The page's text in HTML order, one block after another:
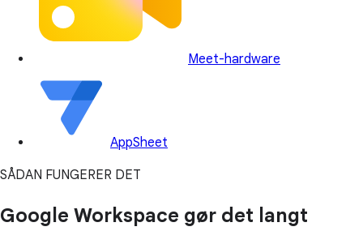
Meet-hardware
AppSheet
SÅDAN FUNGERER DET
Google Workspace gør det langt